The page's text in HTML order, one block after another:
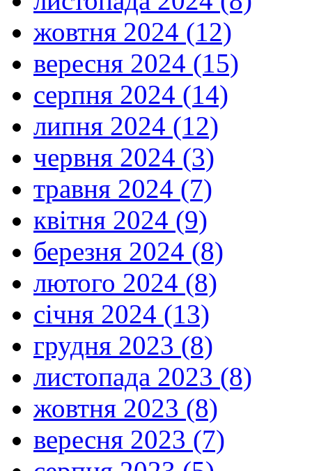
жовтня 2024 (12)
вересня 2024 (15)
серпня 2024 (14)
липня 2024 (12)
червня 2024 (3)
травня 2024 (7)
квітня 2024 (9)
березня 2024 (8)
лютого 2024 (8)
січня 2024 (13)
грудня 2023 (8)
листопада 2023 (8)
жовтня 2023 (8)
вересня 2023 (7)